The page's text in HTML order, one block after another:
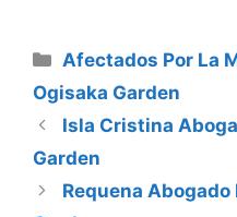
Categorías
Afectados Por La
Ogisaka Garden
Isla Cristina
Garden
Requena